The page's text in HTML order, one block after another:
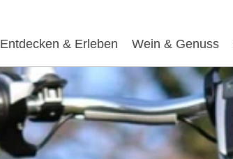
Entdecken & Erleben Wein & Genuss